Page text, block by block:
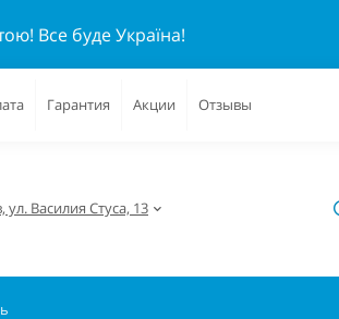
Все буде Україна!
Гарантия Акции Отзывы
Василия Стуса, 13